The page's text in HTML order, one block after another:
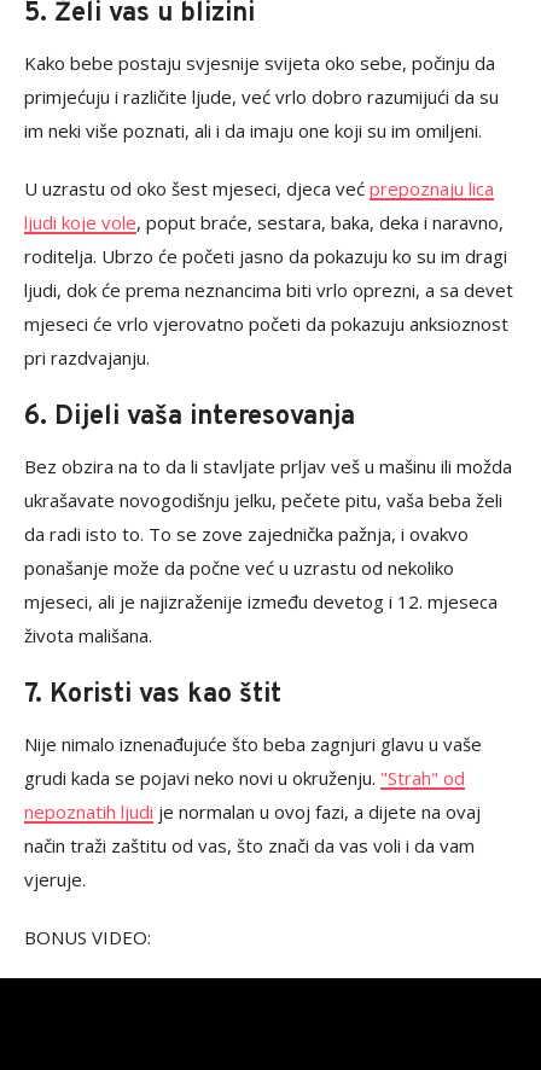
5. Želi vas u blizini
Kako bebe postaju svjesnije svijeta oko sebe, počinju da
primjećuju i različite ljude, već vrlo dobro razumijući da su
im neki više poznati, ali i da imaju one koji su im omiljeni.
U uzrastu od oko šest mjeseci, djeca već prepoznaju lica
ljudi koje vole, poput braće, sestara, baka, deka i naravno,
roditelja. Ubrzo će početi jasno da pokazuju ko su im dragi
ljudi, dok će prema neznancima biti vrlo oprezni, a sa devet
mjeseci će vrlo vjerovatno početi da pokazuju anksioznost
pri razdvajanju.
6. Dijeli vaša interesovanja
Bez obzira na to da li stavljate prljav veš u mašinu ili možda
ukrašavate novogodišnju jelku, pečete pitu, vaša beba želi
da radi isto to. To se zove zajednička pažnja, i ovakvo
ponašanje može da počne već u uzrastu od nekoliko
mjeseci, ali je najizraženije između devetog i 12. mjeseca
života mališana.
7. Koristi vas kao štit
Nije nimalo iznenađujuće što beba zagnjuri glavu u vaše
grudi kada se pojavi neko novi u okruženju. "Strah" od
nepoznatih ljudi je normalan u ovoj fazi, a dijete na ovaj
način traži zaštitu od vas, što znači da vas voli i da vam
vjeruje.
BONUS VIDEO: